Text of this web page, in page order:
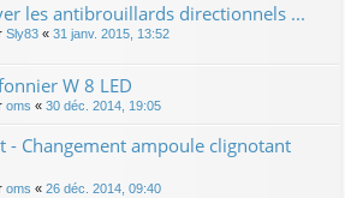
les antibrouillards directionnels ...
Sly83 « 31 janv. 2015, 13:52
W 8 LED
oms « 30 déc. 2014, 19:05
- Changement ampoule clignotant
oms « 26 déc. 2014, 09:40